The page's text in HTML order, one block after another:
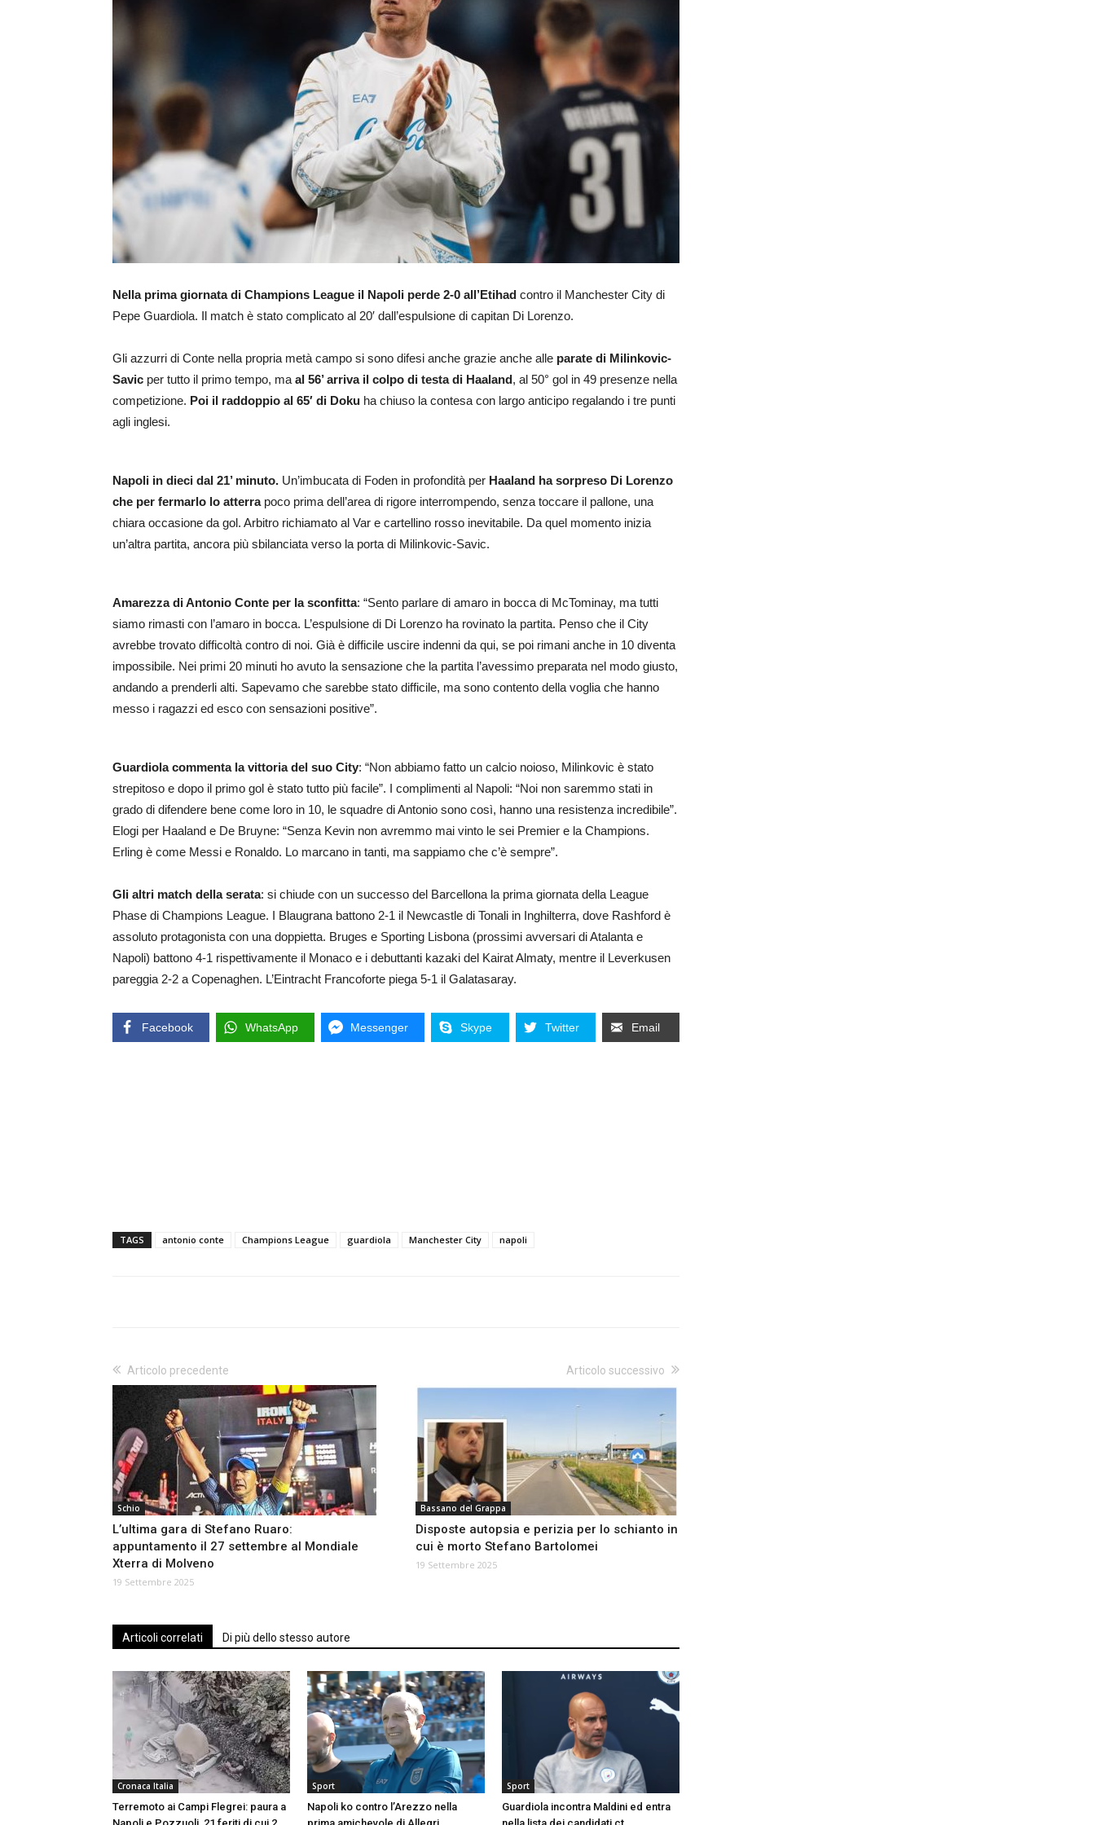
Nella prima giornata di Champions League il Napoli perde 2-0 all’Etihad contro il Manchester City di
Pepe Guardiola. Il match è stato complicato al 20′ dall’espulsione di capitan Di Lorenzo.
Gli azzurri di Conte nella propria metà campo si sono difesi anche grazie anche alle parate di Milinkovic-
Savic per tutto il primo tempo, ma al 56’ arriva il colpo di testa di Haaland, al 50° gol in 49 presenze nella
competizione. Poi il raddoppio al 65′ di Doku ha chiuso la contesa con largo anticipo regalando i tre punti
agli inglesi.
Napoli in dieci dal 21’ minuto. Un’imbucata di Foden in profondità per Haaland ha sorpreso Di Lorenzo
che per fermarlo lo atterrapoco prima dell’area di rigore interrompendo, senza toccare il pallone, una
chiara occasione da gol. Arbitro richiamato al Var e cartellino rosso inevitabile. Da quel momento inizia
un’altra partita, ancora più sbilanciata verso la porta di Milinkovic-Savic.
Amarezza di Antonio Conte per la sconfitta: “Sento parlare di amaro in bocca di McTominay, ma tutti
siamo rimasti con l’amaro in bocca. L’espulsione di Di Lorenzo ha rovinato la partita. Penso che il City
avrebbe trovato difficoltà contro di noi. Già è difficile uscire indenni da qui, se poi rimani anche in 10 diventa
impossibile. Nei primi 20 minuti ho avuto la sensazione che la partita l’avessimo preparata nel modo giusto,
andando a prenderli alti. Sapevamo che sarebbe stato difficile, ma sono contento della voglia che hanno
messo i ragazzi ed esco con sensazioni positive”.
Guardiola commenta la vittoria del suo City: “Non abbiamo fatto un calcio noioso, Milinkovic è stato
strepitoso e dopo il primo gol è stato tutto più facile”. I complimenti al Napoli: “Noi non saremmo stati in
grado di difendere bene come loro in 10, le squadre di Antonio sono così, hanno una resistenza incredibile”.
Elogi per Haaland e De Bruyne: “Senza Kevin non avremmo mai vinto le sei Premier e la Champions.
Erling è come Messi e Ronaldo. Lo marcano in tanti, ma sappiamo che c’è sempre”.
Gli altri match della serata: si chiude con un successo del Barcellona la prima giornata della League
Phase di Champions League. I Blaugrana battono 2-1 il Newcastle di Tonali in Inghilterra, dove Rashford è
assoluto protagonista con una doppietta. Bruges e Sporting Lisbona (prossimi avversari di Atalanta e
Napoli) battono 4-1 rispettivamente il Monaco e i debuttanti kazaki del Kairat Almaty, mentre il Leverkusen
pareggia 2-2 a Copenaghen. L’Eintracht Francoforte piega 5-1 il Galatasaray.
Facebook WhatsApp Messenger Skype Twitter Email
TAGS antonio conte Champions League guardiola Manchester City napoli
Articolo precedente
Schio
L’ultima gara di Stefano Ruaro:
appuntamento il 27 settembre al Mondiale
Xterra di Molveno
19 Settembre 2025
Articolo successivo
Bassano del Grappa
Disposte autopsia e perizia per lo schianto in
cui è morto Stefano Bartolomei
19 Settembre 2025
Articoli correlati Di più dello stesso autore
Cronaca Italia
Terremoto ai Campi Flegrei: paura a
Sport
Napoli ko contro l’Arezzo nella
Sport
Guardiola incontra Maldini ed entra